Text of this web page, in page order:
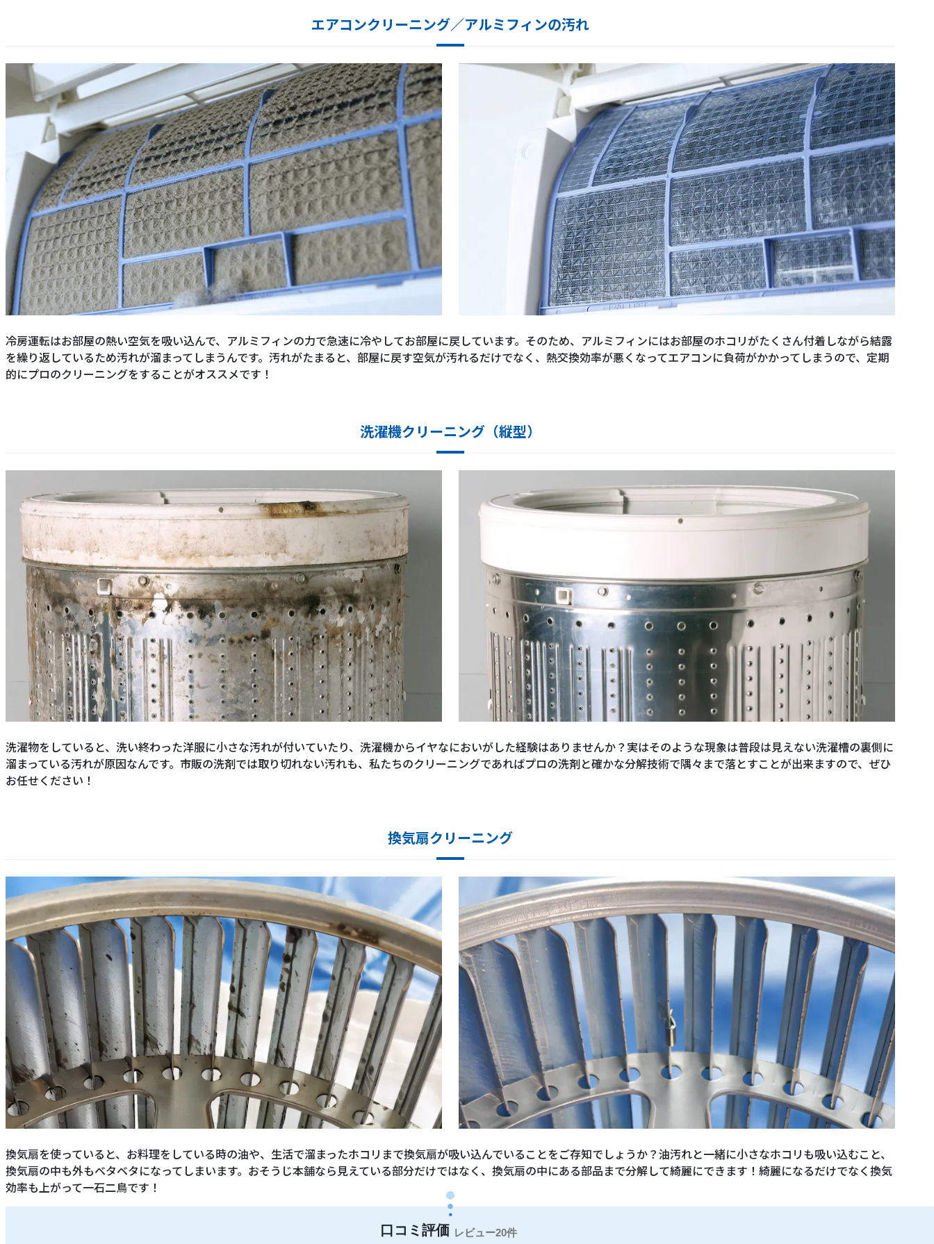
エアコンクリーニング／アルミフィンの汚れ
冷房運転はお部屋の熱い空気を吸い込んで、アルミフィンの力で急速に冷やしてお部屋に戻しています。そのため、アルミフィンにはお部屋のホコリがたくさん付着しながら結露
を繰り返しているため汚れが溜まってしまうんです。汚れがたまると、部屋に戻す空気が汚れるだけでなく、熱交換効率が悪くなってエアコンに負荷がかかってしまうので、定期
的にプロのクリーニングをすることがオススメです！
洗濯機クリーニング（縦型）
洗濯物をしていると、洗い終わった洋服に小さな汚れが付いていたり、洗濯機からイヤなにおいがした経験はありませんか？実はそのような現象は普段は見えない洗濯槽の裏側に
溜まっている汚れが原因なんです。市販の洗剤では取り切れない汚れも、私たちのクリーニングであればプロの洗剤と確かな分解技術で隅々まで落とすことが出来ますので、ぜひ
お任せください！
換気扇クリーニング
換気扇を使っていると、お料理をしている時の油や、生活で溜まったホコリまで換気扇が吸い込んでいることをご存知でしょうか？油汚れと一緒に小さなホコリも吸い込むこと、
換気扇の中も外もベタベタになってしまいます。おそうじ本舗なら見えている部分だけではなく、換気扇の中にある部品まで分解して綺麗にできます！綺麗になるだけでなく換気
効率も上がって一石二鳥です！
20件